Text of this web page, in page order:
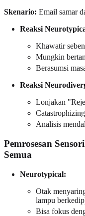
Skenario: Email samar
Reaksi
Khawatir
Mungkin
Berasumsi
Reaksi
Lonjakan
Analisis
Pemrosesan
Semua
Neurotypical:
Otak
lampu
Bisa fokus